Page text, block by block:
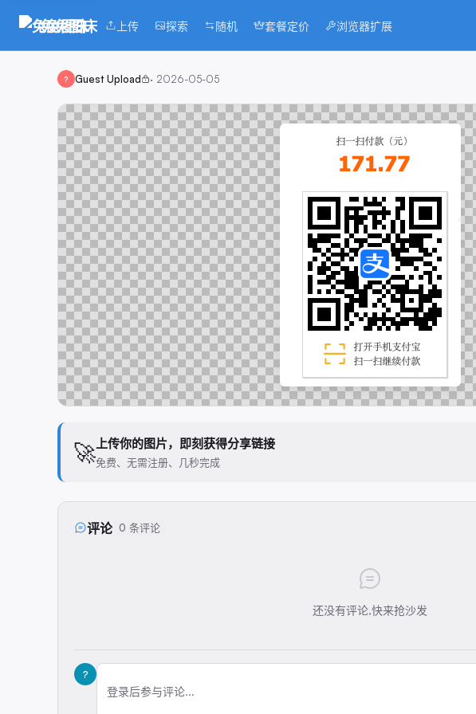
兔兔图床 上传 探索 随机 套餐定价 浏览器扩展
? Guest Upload · 2026-05-05
🚀上传你的图片，即刻获得分享链接
免费、无需注册、几秒完成
评论 0 条评论
还没有评论,快来抢沙发
?
登录后参与评论...